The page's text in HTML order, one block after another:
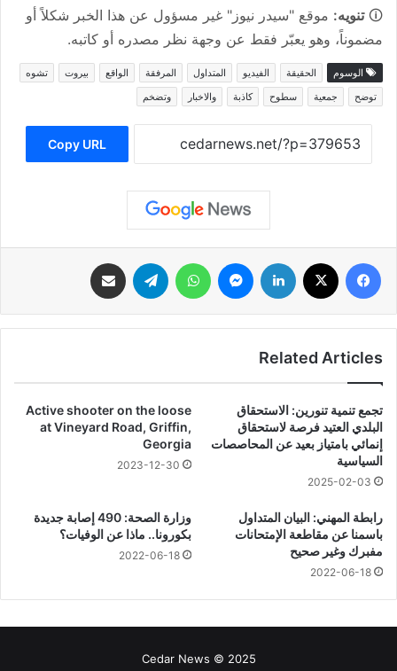
🛈تنويه: موقع "سيدر نيوز" غير مسؤول عن هذا الخبر شكلاً أو
مضموناً، وهو يعبّر فقط عن وجهة نظر مصدره أو كاتبه.
الوسوم الحقيقة الفيديو المتداول المرفقة الواقع بيروت
تشوه
توضح
جمعية سطوح كاذبة والاخبار وتضخم
Copy URL
فيسبوك لينكدإن ماسنجر واتساب تيلقرام
Related Articles
تجمع تنمية تنورين: الاستحقاق
البلدي العتيد فرصة لاستحقاق
إنمائي بامتياز بعيد عن المحاصصات
السياسية
2025-02-03
Active shooter on the loose
at Vineyard Road, Griffin,
Georgia
2023-12-30
رابطة المهني: البيان المتداول
باسمنا عن مقاطعة الإمتحانات
مفبرك وغير صحيح
2022-06-18
وزارة الصحة: 490 إصابة جديدة
بكورونا.. ماذا عن الوفيات؟
2022-06-18
Cedar News © 2025